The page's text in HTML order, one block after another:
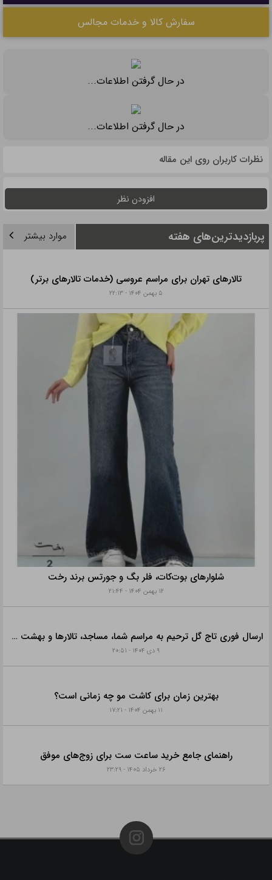
سفارش کالا و خدمات مجالس
در حال گرفتن اطلاعات...
در حال گرفتن اطلاعات...
نظرات کاربران روی این مقاله
افزودن نظر
پربازدیدترین‌های هفته موارد بیشتر
تالارهای تهران برای مراسم عروسی (خدمات تالارهای برتر)